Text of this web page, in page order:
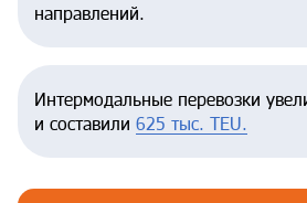
направлений.
Интермодальные перевозки
и составили 625 тыс. TEU.